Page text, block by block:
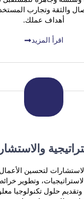
والثقة وتجارب
أهداف عملك.
اقرأ المزيد
لتحسين الأعمال
وتطوير
وتقديم حلول تكنولوجيا